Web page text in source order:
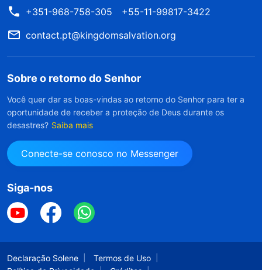
+351-968-758-305
+55-11-99817-3422
contact.pt@kingdomsalvation.org
Sobre o retorno do Senhor
Você quer dar as boas-vindas ao retorno do Senhor para ter a
oportunidade de receber a proteção de Deus durante os
desastres? Saiba mais
Conecte-se conosco no Messenger
Siga-nos
Declaração Solene
Termos de Uso